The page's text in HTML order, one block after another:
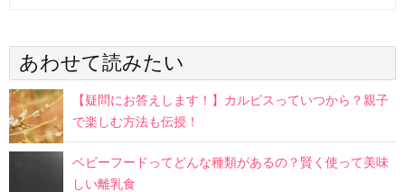
あわせて読みたい
【疑問にお答えします！】カルピスっていつから？親子
で楽しむ方法も伝授！
ベビーフードってどんな種類があるの？賢く使って美味
しい離乳食